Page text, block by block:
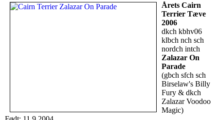
Årets Cairn
Terrier Tæve
2006
dkch kbhv06
klbch nch sch
nordch intch
Zalazar On
Parade
(gbch sfch sch
Birselaw's Billy
Fury & dkch
Zalazar Voodoo
Magic)